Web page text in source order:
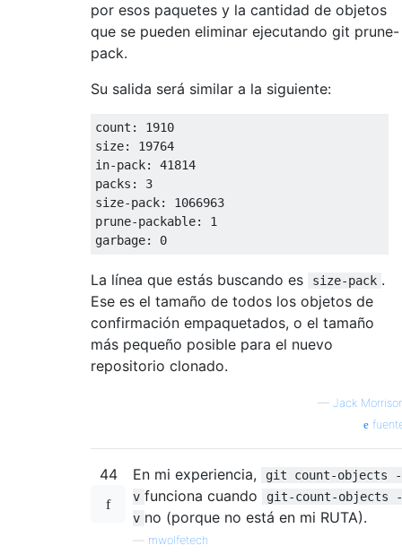
por esos paquetes y la cantidad de objetos
que se pueden eliminar ejecutando git prune-
pack.
Su salida será similar a la siguiente:
count: 1910
size: 19764
in-pack: 41814
packs: 3
size-pack: 1066963
prune-packable: 1
La línea que estás buscando es size-pack .
Ese es el tamaño de todos los objetos de
confirmación empaquetados, o el tamaño
más pequeño posible para el nuevo
repositorio clonado.
— Jack
44 En mi experiencia,
git count-objects -
v funciona cuando
git-count-objects -
v no (porque no está en mi RUTA).
mwolfetech